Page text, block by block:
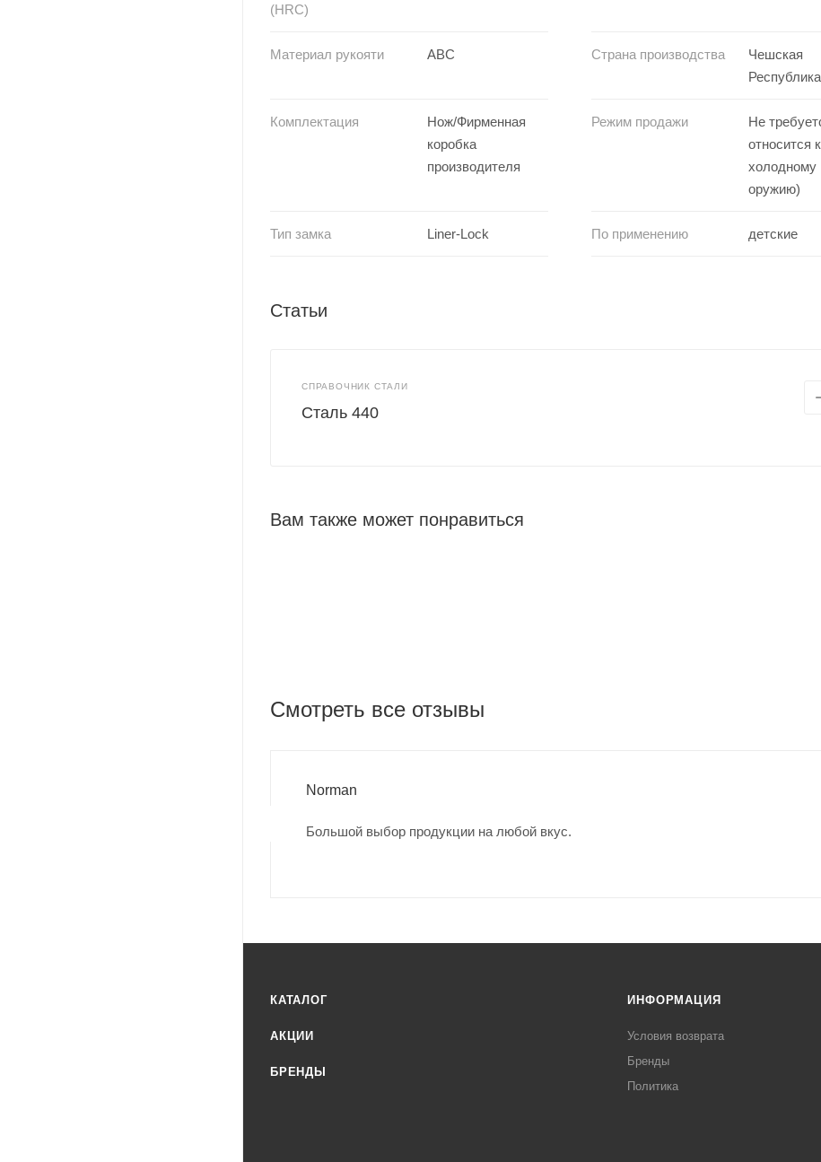
(HRC)
Материал рукояти ABC Страна производства
Чешская
Республика
Комплектация
Нож/Фирменная
коробка
производителя
Режим продажи
Не
относится к
холодному
оружию)
Тип замка Liner-Lock По применению детские
Статьи
СПРАВОЧНИК СТАЛИ
Сталь 440
Вам также может понравиться
Смотреть все отзывы
Norman
Большой выбор продукции на любой вкус.
КАТАЛОГ
АКЦИИ
БРЕНДЫ
ИНФОРМАЦИЯ
Условия возврата
Бренды
Политика